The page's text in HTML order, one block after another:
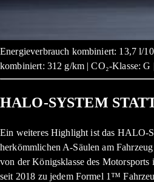
Energieverbrauch kombiniert: 13,7 l/
kombiniert: 312 g/km | CO₂-Klasse: G |
HALO-SYSTEM
Ein weiteres Highlight ist das HALO-
herkömmlichen A-Säulen am
von der Königsklasse des
seit 2018 zu jedem Formel 1™